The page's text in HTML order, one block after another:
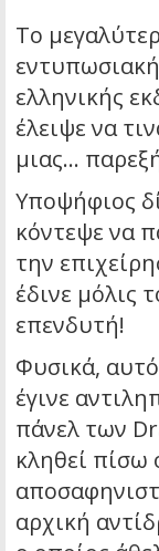
Το
ελληνικής
έλειψε να
μιας…
Υποψήφιος
κόντεψε να
την
έδινε μόλις
επενδυτή!
Φυσικά,
έγινε
πάνελ των
κληθεί
αρχική